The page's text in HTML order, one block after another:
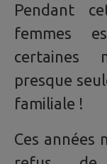
Pendant
femmes
certaines
presque
familiale !
Ces années